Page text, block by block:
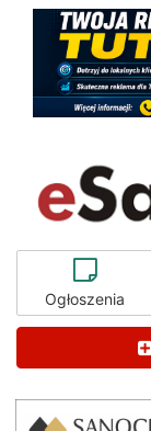
Ogłoszenia